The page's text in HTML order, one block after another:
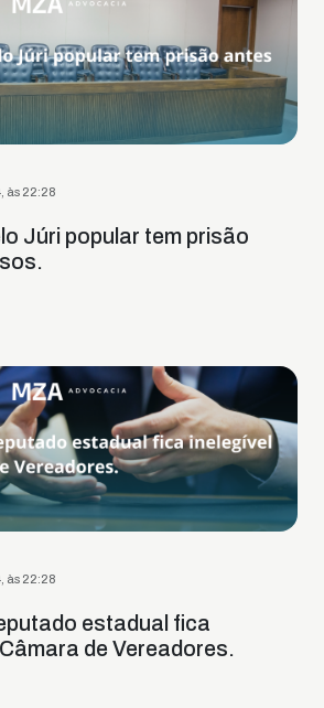
às 22:28
Júri popular tem prisão
às 22:28
estadual fica
de Vereadores.